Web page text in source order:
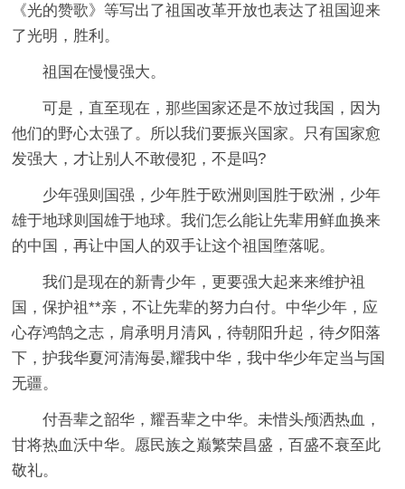
《光的赞歌》等写出了祖国改革开放也表达了祖国迎来
了光明，胜利。
祖国在慢慢强大。
可是，直至现在，那些国家还是不放过我国，因为
他们的野心太强了。所以我们要振兴国家。只有国家愈
发强大，才让别人不敢侵犯，不是吗?
少年强则国强，少年胜于欧洲则国胜于欧洲，少年
雄于地球则国雄于地球。我们怎么能让先辈用鲜血换来
的中国，再让中国人的双手让这个祖国堕落呢。
我们是现在的新青少年，更要强大起来来维护祖
国，保护祖**亲，不让先辈的努力白付。中华少年，应
心存鸿鹄之志，肩承明月清风，待朝阳升起，待夕阳落
下，护我华夏河清海晏,耀我中华，我中华少年定当与国
无疆。
付吾辈之韶华，耀吾辈之中华。未惜头颅洒热血，
甘将热血沃中华。愿民族之巅繁荣昌盛，百盛不衰至此
敬礼。